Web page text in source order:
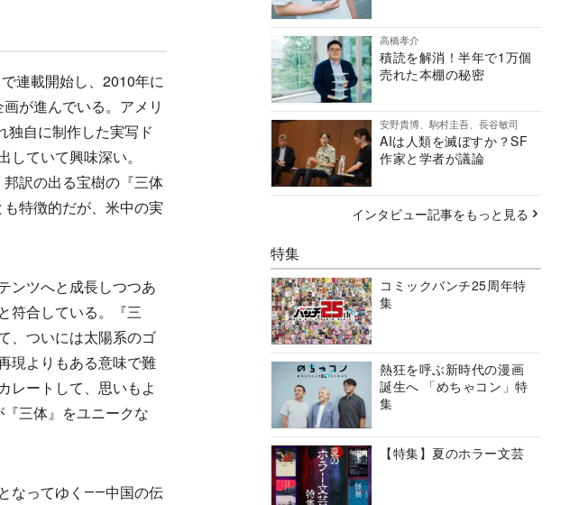
連載開始し、2010年に
が進んでいる。アメリ
独自に制作した実写ド
ていて興味深い。
訳の出る宝樹の『三体
特徴的だが、米中の実
ンツへと成長しつつあ
符合している。『三
、ついには太陽系のゴ
現よりもある意味で難
レートして、思いもよ
三体』をユニークな
なってゆく――中国の伝
高橋孝介
積読を解消！半年で1万個
売れた本棚の秘密
安野貴博、駒村圭吾、長谷敏司
AIは人類を滅ぼすか？SF
作家と学者が議論
インタビュー記事をもっと見る
特集
コミックバンチ25周年特
集
熱狂を呼ぶ新時代の漫画
誕生へ 「めちゃコン」特
集
【特集】夏のホラー文芸